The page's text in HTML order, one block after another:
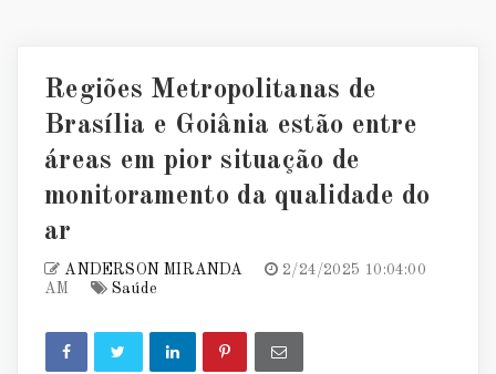
Regiões Metropolitanas de
Brasília e Goiânia estão entre
áreas em pior situação de
monitoramento da qualidade do
ar
ANDERSON MIRANDA
2/24/2025 10:04:00
AM
Saúde